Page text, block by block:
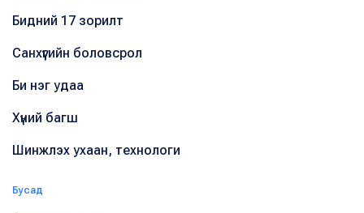
Бидний 17 зорилт
Санхүүгийн боловсрол
Би нэг удаа
Хүний багш
Шинжлэх ухаан, технологи
Бусад